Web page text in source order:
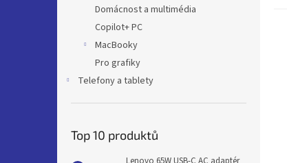
Domácnost a multimédia
Copilot+ PC
MacBooky
Pro grafiky
Telefony a tablety
Top 10 produktů